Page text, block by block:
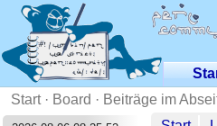
Start· Board · Beiträge im